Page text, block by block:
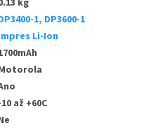
1, DP3600-1
Li-Ion
až +60C